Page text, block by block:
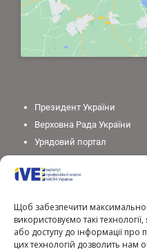
Щоб забезпечити
використовуємо такі
або доступу до інформації про
цих технологій дозволить нам
Президент України
Верховна Рада України
Урядовий портал
Міністерство освіти і науки